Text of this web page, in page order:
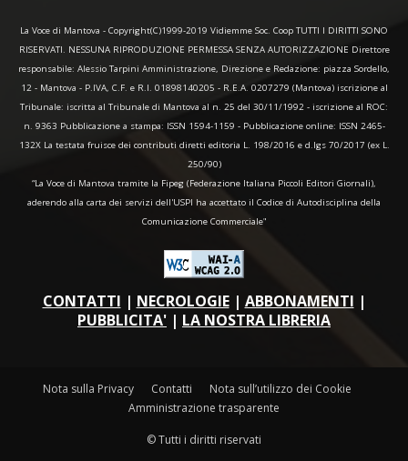
La Voce di Mantova - Copyright(C)1999-2019 Vidiemme Soc. Coop TUTTI I DIRITTI SONO
RISERVATI. NESSUNA RIPRODUZIONE PERMESSA SENZA AUTORIZZAZIONE Direttore
responsabile: Alessio Tarpini Amministrazione, Direzione e Redazione: piazza Sordello,
12 - Mantova - P.IVA, C.F. e R.I. 01898140205 - R.E.A. 0207279 (Mantova) iscrizione al
Tribunale: iscritta al Tribunale di Mantova al n. 25 del 30/11/1992 - iscrizione al ROC:
n. 9363 Pubblicazione a stampa: ISSN 1594-1159 - Pubblicazione online: ISSN 2465-
132X La testata fruisce dei contributi diretti editoria L. 198/2016 e d.lgs 70/2017 (ex L.
250/90)
“La Voce di Mantova tramite la Fipeg (Federazione Italiana Piccoli Editori Giornali),
aderendo alla carta dei servizi dell'USPI ha accettato il Codice di Autodisciplina della
Comunicazione Commerciale"
CONTATTI | NECROLOGIE| ABBONAMENTI |
PUBBLICITA' | LA NOSTRA LIBRERIA
Nota sulla Privacy Contatti
Nota sull’utilizzo dei Cookie
Amministrazione trasparente
© Tutti i diritti riservati